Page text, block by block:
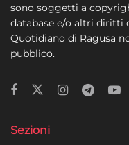
sono soggetti a
database e/o altri diritti
Quotidiano di Ragusa
pubblico.
Sezioni